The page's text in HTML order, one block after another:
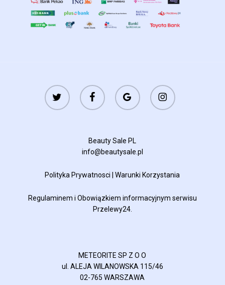
twitter facebook
google-
plus
instagram
Beauty Sale PL
info@beautysale.pl
Polityka Prywatnosci |Warunki Korzystania
Regulaminem i Obowiązkiem informacyjnym serwisu
Przelewy24.
METEORITE SP Z O O
ul. ALEJA WILANOWSKA 115/46
02-765 WARSZAWA